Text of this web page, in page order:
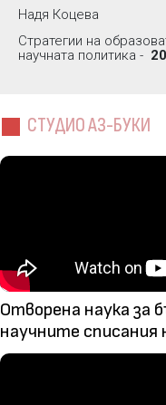
Надя Коцева
Стратегии на
научната политика -
СТУДИО АЗ-БУКИ
Отворена наука за
научните списания